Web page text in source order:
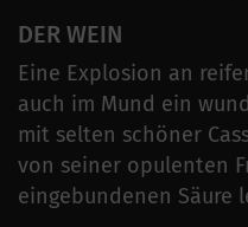
DER WEIN
Eine Explosion an
auch im Mund ein
mit selten schöner
von seiner opulenten
eingebundenen Säure